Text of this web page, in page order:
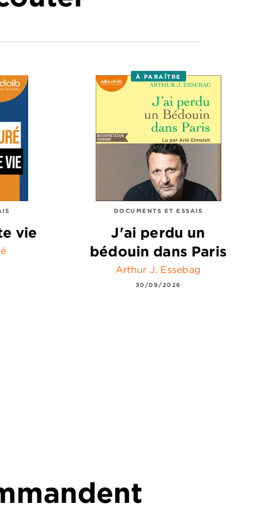
vie
À PARAÎTRE
DOCUMENTS ET ESSAIS
J'ai perdu un
bédouin dans Paris
Arthur J. Essebag
30/09/2026